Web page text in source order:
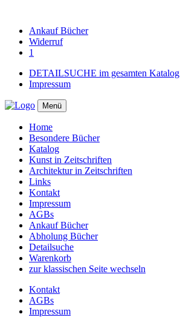
AnkaufBücher
Widerruf
1
DETAILSUCHE im gesamten Katalog
Impressum
Menü
Home
Besondere Bücher
Katalog
Kunst in Zeitschriften
Architektur in Zeitschriften
Links
Kontakt
Impressum
AGBs
Ankauf Bücher
Abholung Bücher
Detailsuche
Warenkorb
zur klassischen Seite wechseln
Kontakt
AGBs
Impressum